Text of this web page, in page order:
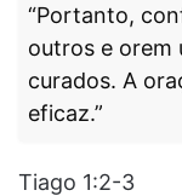
“Portanto,
outros e orem
curados. A
eficaz.”
Tiago 1:2-3